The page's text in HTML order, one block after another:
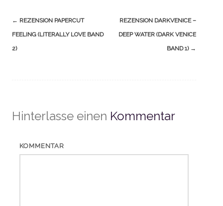
Navigation
(Beiträge)
← REZENSION PAPERCUT
FEELING (LITERALLY LOVE BAND
2)
REZENSION DARKVENICE –
DEEP WATER (DARK VENICE
BAND 1) →
Hinterlasse einen Kommentar
KOMMENTAR